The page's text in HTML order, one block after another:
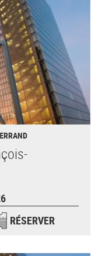
RÉSERVER